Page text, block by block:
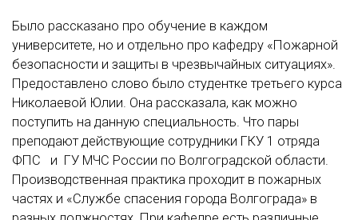
Было рассказано про обучение в каждом
университете, но и отдельно про кафедру «Пожарной
безопасности и защиты в чрезвычайных ситуациях».
Предоставлено слово было студентке третьего курса
Николаевой Юлии. Она рассказала, как можно
поступить на данную специальность. Что пары
преподают действующие сотрудники ГКУ 1 отряда
ФПС и ГУ МЧС России по Волгоградской области.
Производственная практика проходит в пожарных
частях и «Службе спасения города Волгограда» в